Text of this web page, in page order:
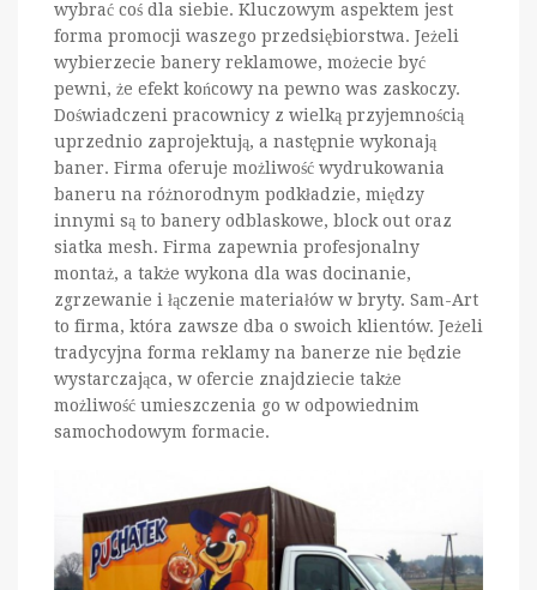
wybrać coś dla siebie. Kluczowym aspektem jest
forma promocji waszego przedsiębiorstwa. Jeżeli
wybierzecie banery reklamowe, możecie być
pewni, że efekt końcowy na pewno was zaskoczy.
Doświadczeni pracownicy z wielką przyjemnością
uprzednio zaprojektują, a następnie wykonają
baner. Firma oferuje możliwość wydrukowania
baneru na różnorodnym podkładzie, między
innymi są to banery odblaskowe, block out oraz
siatka mesh. Firma zapewnia profesjonalny
montaż, a także wykona dla was docinanie,
zgrzewanie i łączenie materiałów w bryty. Sam-Art
to firma, która zawsze dba o swoich klientów. Jeżeli
tradycyjna forma reklamy na banerze nie będzie
wystarczająca, w ofercie znajdziecie także
możliwość umieszczenia go w odpowiednim
samochodowym formacie.